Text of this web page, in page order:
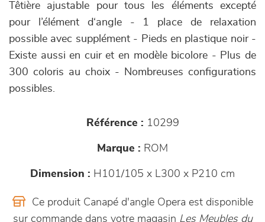
Têtière ajustable pour tous les éléments excepté
pour l’élément d‘angle - 1 place de relaxation
possible avec supplément - Pieds en plastique noir -
Existe aussi en cuir et en modèle bicolore - Plus de
300 coloris au choix - Nombreuses configurations
possibles.
Référence : 10299
Marque : ROM
Dimension : H101/105 x L300 x P210 cm
Ce produit Canapé d'angle Opera est disponible
sur commande dans votre magasin Les Meubles du